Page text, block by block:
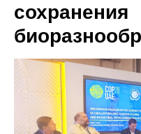
сохранения